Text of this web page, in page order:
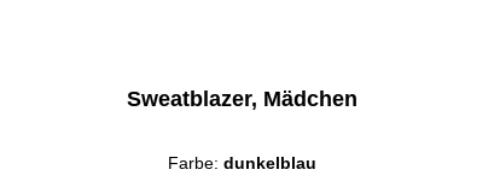
Sweatblazer, Mädchen
Farbe:dunkelblau